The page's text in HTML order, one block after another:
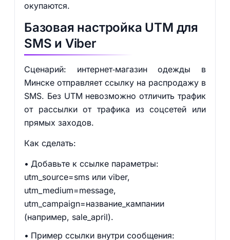
окупаются.
Базовая настройка UTM для
SMS и Viber
Сценарий: интернет‑магазин одежды в
Минске отправляет ссылку на распродажу в
SMS. Без UTM невозможно отличить трафик
от рассылки от трафика из соцсетей или
прямых заходов.
Как сделать:
Добавьте к ссылке параметры:
utm_source=sms или viber,
utm_medium=message,
utm_campaign=название_кампании
(например, sale_april).
Пример ссылки внутри сообщения: